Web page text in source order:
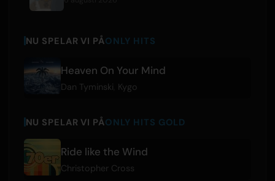
NU SPELAR VI PÅONLY HITS
Heaven On Your Mind
Dan Tyminski Kygo
NU SPELAR VI PÅONLY HITS GOLD
Ride like the Wind
Christopher Cross